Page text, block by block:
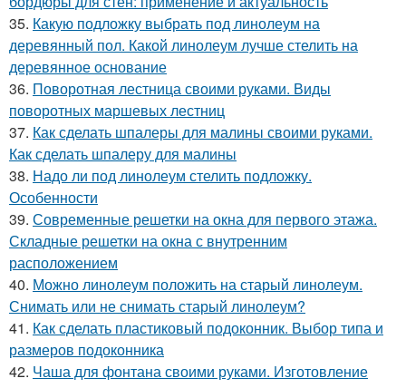
35. Какую подложку выбрать под линолеум на
деревянный пол. Какой линолеум лучше стелить на
деревянное основание
36. Поворотная лестница своими руками. Виды
поворотных маршевых лестниц
37. Как сделать шпалеры для малины своими руками.
Как сделать шпалеру для малины
38. Надо ли под линолеум стелить подложку.
Особенности
39. Современные решетки на окна для первого этажа.
Складные решетки на окна с внутренним
расположением
40. Можно линолеум положить на старый линолеум.
Снимать или не снимать старый линолеум?
41. Как сделать пластиковый подоконник. Выбор типа и
размеров подоконника
42. Чаша для фонтана своими руками. Изготовление